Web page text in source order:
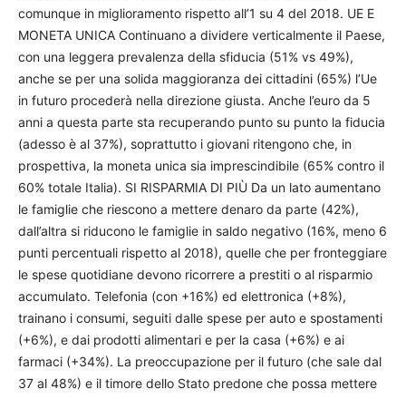
comunque in miglioramento rispetto all’1 su 4 del 2018. UE E
MONETA UNICA Continuano a dividere verticalmente il Paese,
con una leggera prevalenza della sfiducia (51% vs 49%),
anche se per una solida maggioranza dei cittadini (65%) l’Ue
in futuro procederà nella direzione giusta. Anche l’euro da 5
anni a questa parte sta recuperando punto su punto la fiducia
(adesso è al 37%), soprattutto i giovani ritengono che, in
prospettiva, la moneta unica sia imprescindibile (65% contro il
60% totale Italia). SI RISPARMIA DI PIÙ Da un lato aumentano
le famiglie che riescono a mettere denaro da parte (42%),
dall’altra si riducono le famiglie in saldo negativo (16%, meno 6
punti percentuali rispetto al 2018), quelle che per fronteggiare
le spese quotidiane devono ricorrere a prestiti o al risparmio
accumulato. Telefonia (con +16%) ed elettronica (+8%),
trainano i consumi, seguiti dalle spese per auto e spostamenti
(+6%), e dai prodotti alimentari e per la casa (+6%) e ai
farmaci (+34%). La preoccupazione per il futuro (che sale dal
37 al 48%) e il timore dello Stato predone che possa mettere